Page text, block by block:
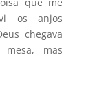
os anjos
chegava
mas